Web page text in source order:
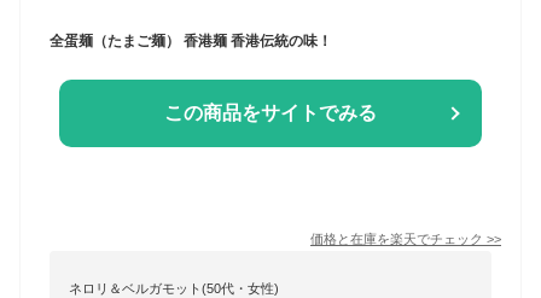
全蛋麺（たまご麺） 香港麺 香港伝統の味！
この商品をサイトでみる
価格と在庫を楽天でチェック >>
ネロリ＆ベルガモット(50代・女性)